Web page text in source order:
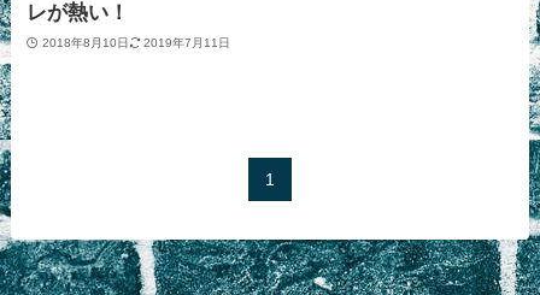
レが熱い！
2018年8月10日 2019年7月11日
1